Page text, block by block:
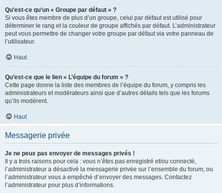
Qu’est-ce qu’un « Groupe par défaut » ?
Si vous êtes membre de plus d’un groupe, celui par défaut est utilisé pour
déterminer le rang et la couleur de groupe affichés par défaut. L’administrateur
peut vous permettre de changer votre groupe par défaut via votre panneau de
l’utilisateur.
Haut
Qu’est-ce que le lien « L’équipe du forum » ?
Cette page donne la liste des membres de l’équipe du forum, y compris les
administrateurs et modérateurs ainsi que d’autres détails tels que les forums
qu’ils modèrent.
Haut
Messagerie privée
Je ne peux pas envoyer de messages privés !
Il y a trois raisons pour cela : vous n’êtes pas enregistré et/ou connecté,
l’administrateur a désactivé la messagerie privée sur l’ensemble du forum, ou
l’administrateur vous a empêché d’envoyer des messages. Contactez
l’administrateur pour plus d’informations.